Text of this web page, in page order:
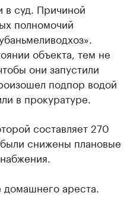
в суд. Причиной
полномочий
объекта, тем не
они запустили
подпор водой
в прокуратуре.
составляет 270
снижены плановые
ареста.